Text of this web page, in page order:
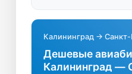
одном сайте.
Калининград →
Дешевые
Калининград —